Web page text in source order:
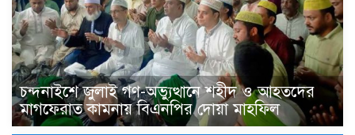
চন্দনাইশে জুলাই গণ-অভ্যুত্থানে শহীদ ও আহতদের
মাগফেরাত কামনায় বিএনপির দোয়া মাহফিল